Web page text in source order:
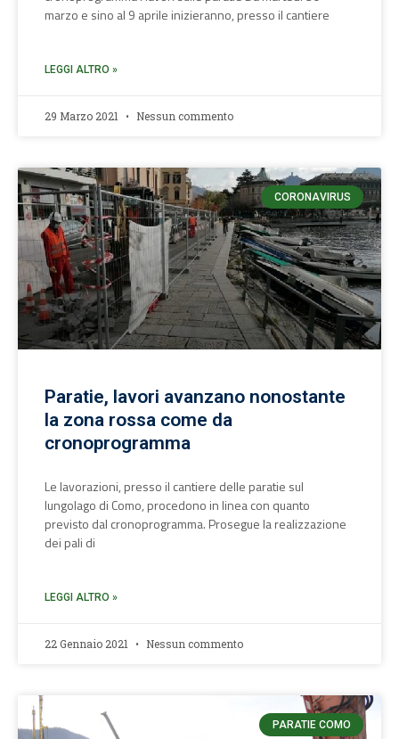
marzo e sino al 9 aprile inizieranno, presso il cantiere
LEGGI ALTRO »
29 Marzo 2021 Nessun commento
CORONAVIRUS
Paratie, lavori avanzano nonostante
la zona rossa come da
cronoprogramma
Le lavorazioni, presso il cantiere delle paratie sul
lungolago di Como, procedono in linea con quanto
previsto dal cronoprogramma. Prosegue la realizzazione
dei pali di
LEGGI ALTRO »
22 Gennaio 2021 Nessun commento
PARATIE COMO